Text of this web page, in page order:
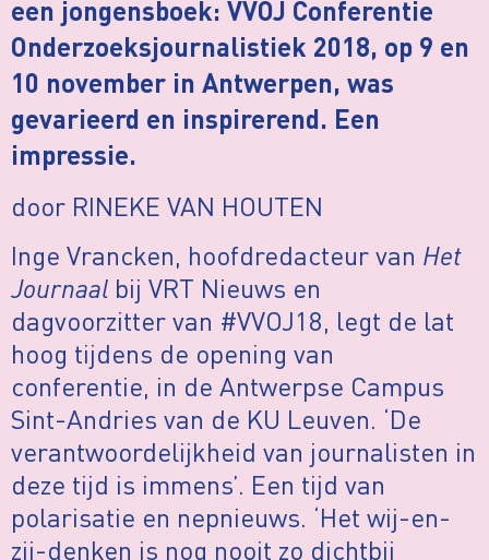
een jongensboek: VVOJ Conferentie
Onderzoeksjournalistiek 2018, op 9 en
10 november in Antwerpen, was
gevarieerd en inspirerend. Een
impressie.
door RINEKE VAN HOUTEN
Inge Vrancken, hoofdredacteur van Het
Journaal bij VRT Nieuws en
dagvoorzitter van #VVOJ18, legt de lat
hoog tijdens de opening van
conferentie, in de Antwerpse Campus
Sint-Andries van de KU Leuven. ‘De
verantwoordelijkheid van journalisten in
deze tijd is immens’. Een tijd van
polarisatie en nepnieuws. ‘Het wij-en-
zij-denken is nog nooit zo dichtbij